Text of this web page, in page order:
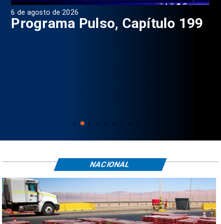
6 de agosto de 2026
Programa Pulso, Capítulo 199
NACIONAL